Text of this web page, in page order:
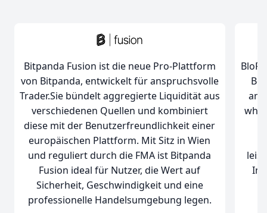
Bitpanda Fusion ist die neue Pro-Plattform
von Bitpanda, entwickelt für anspruchsvolle
Trader.Sie bündelt aggregierte Liquidität aus
verschiedenen Quellen und kombiniert
diese mit der Benutzerfreundlichkeit einer
europäischen Plattform. Mit Sitz in Wien
und reguliert durch die FMA ist Bitpanda
Fusion ideal für Nutzer, die Wert auf
Sicherheit, Geschwindigkeit und eine
professionelle Handelsumgebung legen.